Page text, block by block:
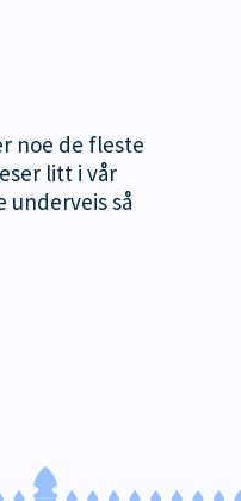
noe de fleste
litt i vår
underveis så